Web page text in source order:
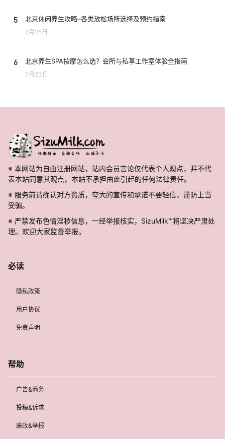
5 北京休闲养生攻略–各类放松场所选择及预约指南
7月25日
6 北京养生SPA按摩怎么选？会所与私享工作室体验全指南
7月23日
※ 本网站为自由注册网站，站内会员言论仅代表个人观点，并不代
表本站同意其观点，本站不承担由此引起的任何法律责任。
※ 服务前请确认对方资质，夸大的宣传和承诺不要轻信，谨防上当
受骗。
※ 严禁发布色情淫秽信息，一经举报核实，SizuMilk™将坚决严肃处
理。欢迎大家监督举报。
必读
隐私政策
用户协议
免责声明
帮助
广告&商务
投稿&诉求
廉政&举报